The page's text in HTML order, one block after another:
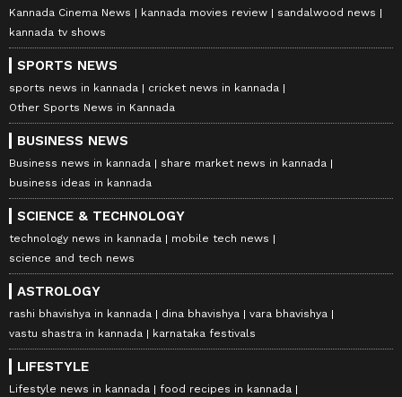
Kannada Cinema News kannada movies review
sandalwood news
kannada tv shows
SPORTS NEWS
sports news in kannada
cricket news in kannada
Other Sports News in Kannada
BUSINESS NEWS
Business news in kannada
share market news in kannada
business ideas in kannada
SCIENCE & TECHNOLOGY
technology news in kannada
mobile tech news
science and tech news
ASTROLOGY
rashi bhavishya in kannada dina bhavishya
vara bhavishya
vastu shastra in kannada
karnataka festivals
LIFESTYLE
Lifestyle news in kannada
food recipes in kannada